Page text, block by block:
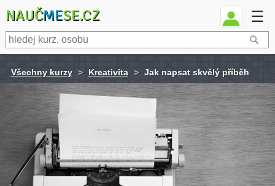
NAUČMESE.CZ ☰
Všechny kurzy > Kreativita > Jak napsat skvělý příběh